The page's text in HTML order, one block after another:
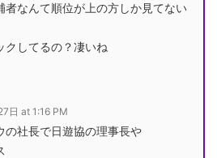
者なんて順位が上の方しか見てない
クしてるの？凄いね
日 at 1:16 PM
の社長で日遊協の理事長や